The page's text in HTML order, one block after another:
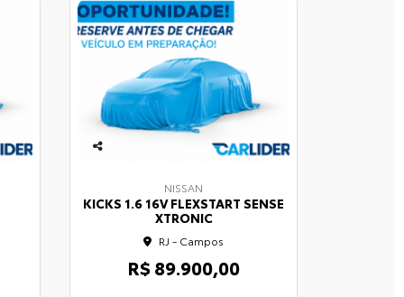
lhe
NISSAN
KICKS 1.6 16V FLEXSTART SENSE
XTRONIC
RJ - Campos
R$ 89.900,00